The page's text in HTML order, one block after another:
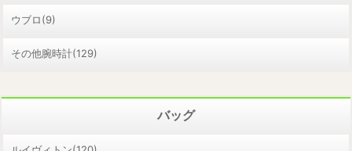
ウブロ(9)
その他腕時計(129)
バッグ